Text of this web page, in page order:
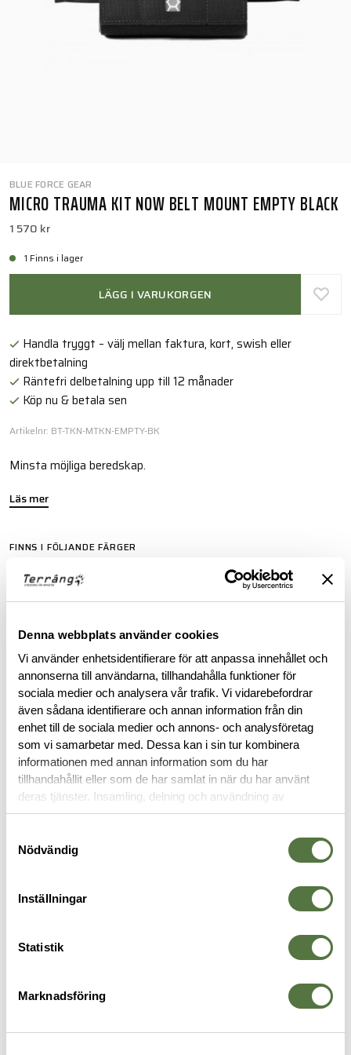
Denna webbplats använder cookies
Vi använder enhetsidentifierare för att anpassa innehållet och
annonserna till användarna, tillhandahålla funktioner för
sociala medier och analysera vår trafik. Vi vidarebefordrar
även sådana identifierare och annan information från din
enhet till de sociala medier och annons- och analysföretag
som vi samarbetar med. Dessa kan i sin tur kombinera
informationen med annan information som du har
tillhandahållit eller som de har samlat in när du har använt
deras tjänster. Insamling, delning och användning av
personuppgifter kan användas för personalisering av
Nödvändig
Inställningar
Statistik
Marknadsföring
BLUE FORCE GEAR
MICRO TRAUMA KIT NOW BELT MOUNT EMPTY BLACK
1 570 kr
1 Finns i lager
LÄGG I VARUKORGEN
Handla tryggt – välj mellan faktura, kort, swish eller
direktbetalning
Räntefri delbetalning upp till 12 månader
Köp nu & betala sen
Artikelnr: BT-TKN-MTKN-EMPTY-BK
Minsta möjliga beredskap.
Läs mer
FINNS I FÖLJANDE FÄRGER
BESKRIVNING
RECENSIONER
OM VARUMÄRKET
FICKOR & HÅLLARE